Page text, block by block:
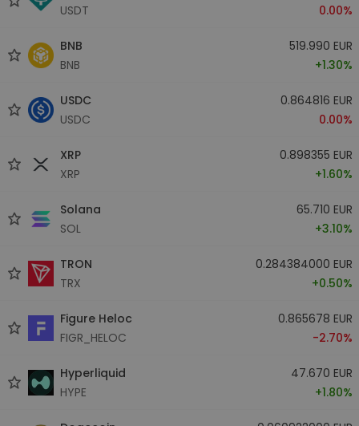
USDT
0.00%
BNB
BNB
519.990 EUR
+1.30%
USDC
USDC
0.864816 EUR
0.00%
XRP
XRP
0.898355 EUR
+1.60%
Solana
SOL
65.710 EUR
+3.10%
TRON
TRX
0.284384000 EUR
+0.50%
Figure Heloc
FIGR_HELOC
0.865678 EUR
-2.70%
Hyperliquid
HYPE
47.670 EUR
+1.80%